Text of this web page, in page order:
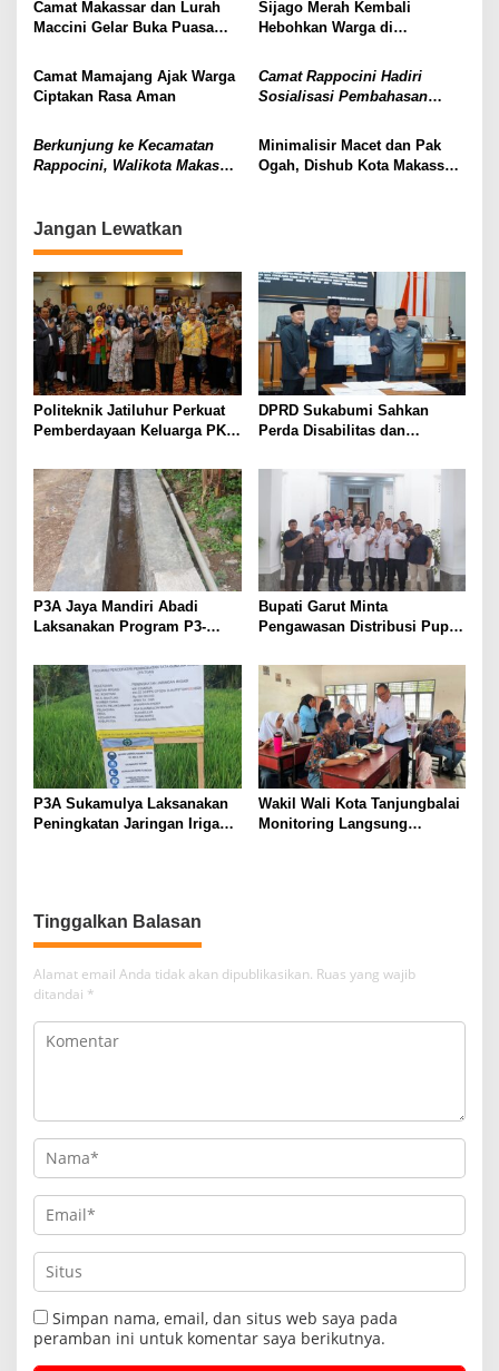
Camat Makassar dan Lurah
Maccini Gelar Buka Puasa
Warga di Lorong 5 Wisata
Rotterdam
Sijago Merah Kembali
Hebohkan Warga di
Anggota ini DPRD dan Camat
Harapkan Ada Mobil
Camat Mamajang Ajak Warga
Ciptakan Rasa Aman
Camat Rappocini Hadiri
Sosialisasi Pembahasan
Berkunjung ke Kecamatan
Rappocini, Walikota Makassar
Minimalisir Macet dan Pak
Ogah, Dishub Kota Makassar
Jangan Lewatkan
Politeknik Jatiluhur Perkuat
Pemberdayaan Keluarga PKH
DPRD Sukabumi Sahkan
Perda Disabilitas dan
PPAS 2026
P3A Jaya Mandiri Abadi
Laksanakan Program P3-
Irigasi di Wanayasa
Bupati Garut Minta
Pengawasan Distribusi Pupuk
Pendaftaran RDKK
Dioptimalkan
P3A Sukamulya Laksanakan
Peningkatan Jaringan Irigasi,
Wakil Wali Kota Tanjungbalai
Monitoring Langsung
Tinggalkan Balasan
Alamat email Anda tidak akan dipublikasikan. Ruas yang wajib
ditandai *
Simpan nama, email, dan situs web saya pada
peramban ini untuk komentar saya berikutnya.